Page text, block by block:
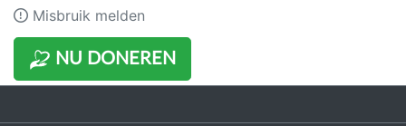
NU DONEREN
Misbruik melden